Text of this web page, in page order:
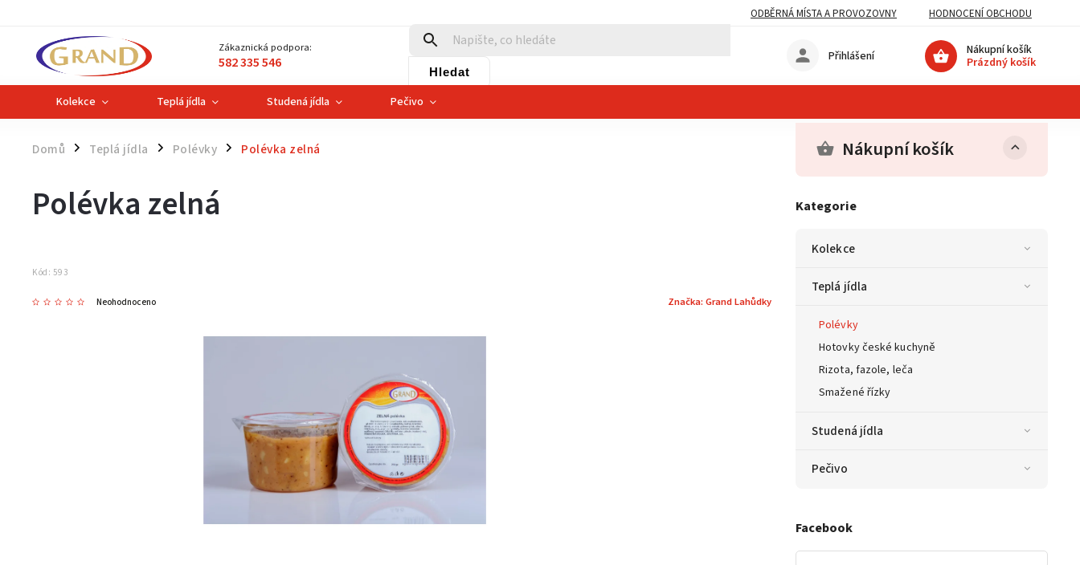
ODBĚRNÁ MÍSTA A PROVOZOVNY HODNOCENÍ OBCHODU
Zákaznická podpora:
582 335 546 Hledat
Nákupní košík
Prázdný košík
Přihlášení
Kolekce Teplá jídla Studená jídla Pečivo
Domů / Teplá jídla / Polévky / Polévka zelná Nákupní košík
Kategorie
Kolekce
Teplá jídla
Polévky
Hotovky české kuchyně
Rizota, fazole, leča
Smažené řízky
Studená jídla
Pečivo
Facebook
Polévka zelná
Kód: 593
Neohodnoceno Značka: Grand Lahůdky